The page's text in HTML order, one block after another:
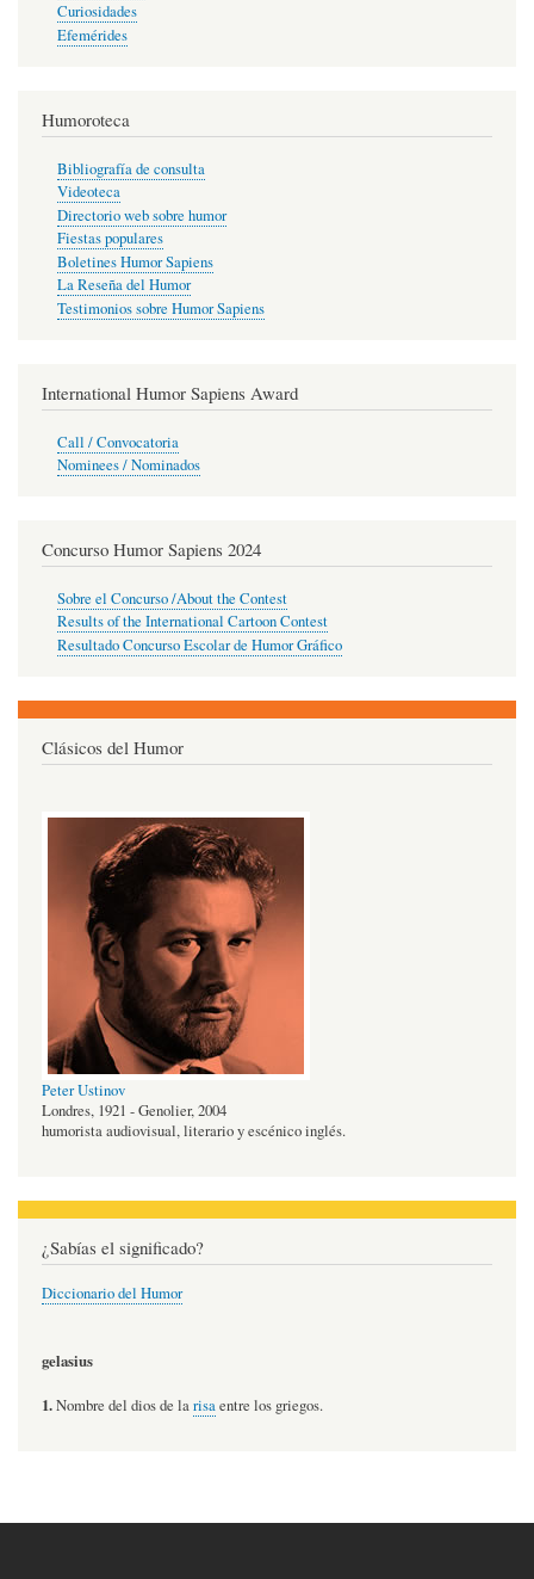
Curiosidades
Efemérides
Humoroteca
Bibliografía de consulta
Videoteca
Directorio web sobre humor
Fiestas populares
Boletines Humor Sapiens
La Reseña del Humor
Testimonios sobre Humor Sapiens
International Humor Sapiens Award
Call / Convocatoria
Nominees / Nominados
Concurso Humor Sapiens 2024
Sobre el Concurso /About the Contest
Results of the International Cartoon Contest
Resultado Concurso Escolar de Humor Gráfico
Clásicos del Humor
Peter Ustinov
Londres, 1921 - Genolier, 2004
humorista audiovisual, literario y escénico inglés.
¿Sabías el significado?
Diccionario del Humor
gelasius
1.Nombre del dios de larisaentre los griegos.